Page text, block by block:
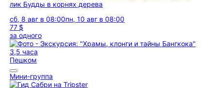
лик Будды в корнях дерева
сб, 8 авг в 08:00пн, 10 авг в 08:00
77 $
за одного
3,5 часа
Пешком
Мини-группа